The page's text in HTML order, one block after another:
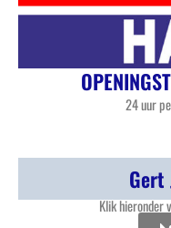
24 uur
Gert
Klik hieronder